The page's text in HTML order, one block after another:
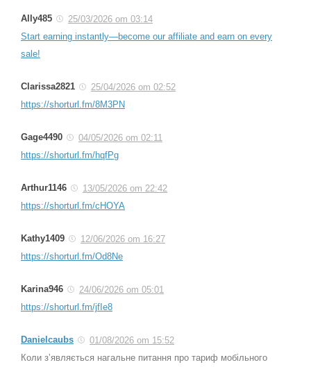
Ally485
25/03/2026 om 03:14
Start earning instantly—become our affiliate and earn on every
sale!
Clarissa2821
25/04/2026 om 02:52
https://shorturl.fm/8M3PN
Gage4490
04/05/2026 om 02:11
https://shorturl.fm/hqfPg
Arthur1146
13/05/2026 om 22:42
https://shorturl.fm/cHOYA
Kathy1409
12/06/2026 om 16:27
https://shorturl.fm/Od8Ne
Karina946
24/06/2026 om 05:01
https://shorturl.fm/jfIe8
Danielcaubs
01/08/2026 om 15:52
Коли з’являється нагальне питання про тариф мобільного